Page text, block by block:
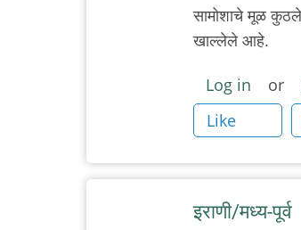
सामोशाचे मूळ कुठले
खाल्लेले आहे.
Log in or
Like
इराणी/मध्य-पूर्व